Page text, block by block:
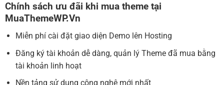
Chính sách ưu đãi khi mua theme tại
MuaThemeWP.Vn
Miễn phí cài đặt giao diện Demo lên Hosting
Đăng ký tài khoản dễ dàng, quản lý Theme đã mua bằng
tài khoản linh hoạt
Nền tảng sử dụng công nghệ mới nhất